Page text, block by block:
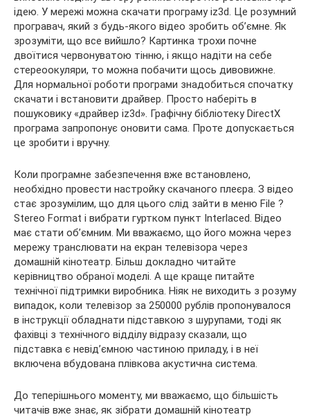
ідею. У мережі можна скачати програму iz3d. Це розумний
програвач, який з будь-якого відео зробить об’ємне. Як
зрозуміти, що все вийшло? Картинка трохи почне
двоїтися червонуватою тінню, і якщо надіти на себе
стереоокуляри, то можна побачити щось дивовижне.
Для нормальної роботи програми знадобиться спочатку
скачати і встановити драйвер. Просто наберіть в
пошуковику «драйвер iz3d». Графічну бібліотеку DirectX
програма запропонує оновити сама. Проте допускається
це зробити і вручну.
Коли програмне забезпечення вже встановлено,
необхідно провести настройку скачаного плеєра. З відео
стає зрозумілим, що для цього слід зайти в меню File ?
Stereo Format і вибрати гуртком пункт Interlaced. Відео
має стати об’ємним. Ми вважаємо, що його можна через
мережу транслювати на екран телевізора через
домашній кінотеатр. Більш докладно читайте
керівництво обраної моделі. А ще краще питайте
технічної підтримки виробника. Ніяк не виходить з розуму
випадок, коли телевізор за 250000 рублів пропонувалося
в інструкції обладнати підставкою з шурупами, тоді як
фахівці з технічного відділу відразу сказали, що
підставка є невід’ємною частиною приладу, і в неї
включена вбудована плівкова акустична система.
До теперішнього моменту, ми вважаємо, що більшість
читачів вже знає, як зібрати домашній кінотеатр